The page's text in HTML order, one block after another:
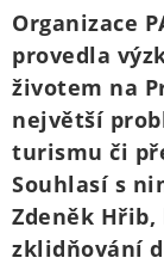
Organizace
provedla
životem na
největší
turismu či
Souhlasí s
Zdeněk
zklidňování